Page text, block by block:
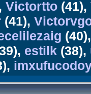
Victortto (41),
(41),
estilk (38),